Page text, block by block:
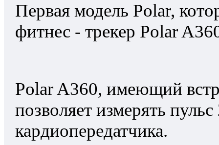
Первая модель Polar,
фитнес - трекер Polar
Polar A360, имеющий
позволяет измерять
кардиопередатчика.